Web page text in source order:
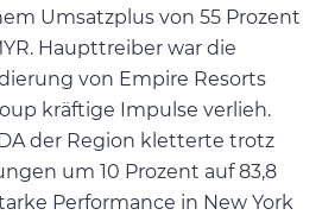
Umsatzplus von 55 Prozent
Haupttreiber war die
von Empire Resorts
kräftige Impulse verlieh.
der Region kletterte trotz
um 10 Prozent auf 83,8
Performance in New York